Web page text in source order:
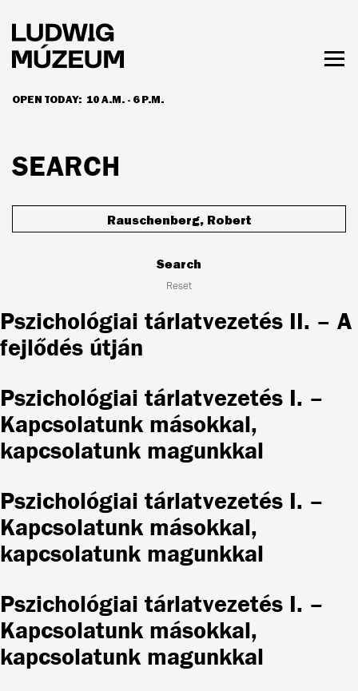
main
content
OPEN TODAY: 10 A.M. - 6 P.M.
HOURS & ADMISSION
SEARCH
Search
Reset
Pszichológiai tárlatvezetés II. – A
fejlődés útján
Pszichológiai tárlatvezetés I. –
Kapcsolatunk másokkal,
kapcsolatunk magunkkal
Pszichológiai tárlatvezetés I. –
Kapcsolatunk másokkal,
kapcsolatunk magunkkal
Pszichológiai tárlatvezetés I. –
Kapcsolatunk másokkal,
kapcsolatunk magunkkal